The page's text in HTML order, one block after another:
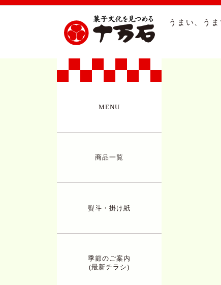
うまい、う
MENU
商品一覧
熨斗・掛け紙
季節のご案内
(最新チラシ)